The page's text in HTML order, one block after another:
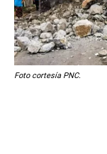
Foto cortesía PNC.